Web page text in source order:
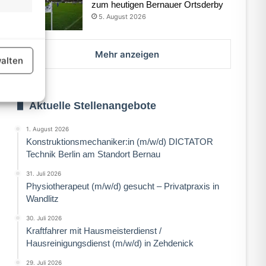
aktiv
Tag der offenen Tür an den
2026
Veranstaltungen und Tipps für das Wochenende in Bernau und Barnim
6. Februar 2026 6. Februar 2026
zum heutigen Bernauer Ortsderby
5. August 2026
Mehr anzeigen
Aktuelle Stellenangebote
1. August 2026
Konstruktionsmechaniker:in (m/w/d) DICTATOR
Technik Berlin am Standort Bernau
31. Juli 2026
Physiotherapeut (m/w/d) gesucht – Privatpraxis in
Wandlitz
30. Juli 2026
Kraftfahrer mit Hausmeisterdienst /
Hausreinigungsdienst (m/w/d) in Zehdenick
29. Juli 2026